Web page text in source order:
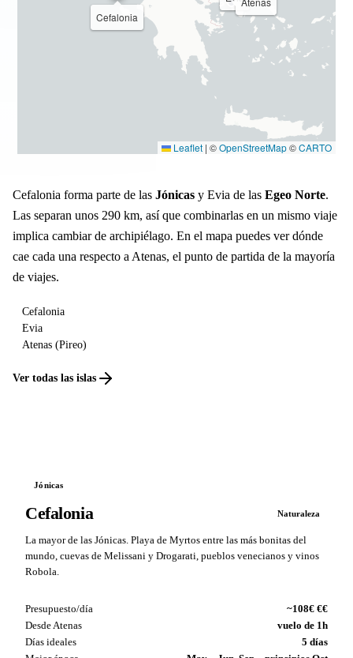
Cefalonia
Leaflet | ©OpenStreetMap©CARTO
Cefalonia forma parte de las Jónicas y Evia de las Egeo Norte.
Las separan unos 290 km, así que combinarlas en un mismo viaje
implica cambiar de archipiélago. En el mapa puedes ver dónde
cae cada una respecto a Atenas, el punto de partida de la mayoría
de viajes.
Cefalonia
Evia
Atenas (Pireo)
Ver todas las islas
Jónicas
Cefalonia Naturaleza
La mayor de las Jónicas. Playa de Myrtos entre las más bonitas del
mundo, cuevas de Melissani y Drogarati, pueblos venecianos y vinos
Robola.
Presupuesto/día
~108€ €€
Desde Atenas
vuelo de 1h
Días ideales
5 días